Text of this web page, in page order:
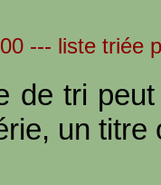
--- liste triée
de tri
un titre